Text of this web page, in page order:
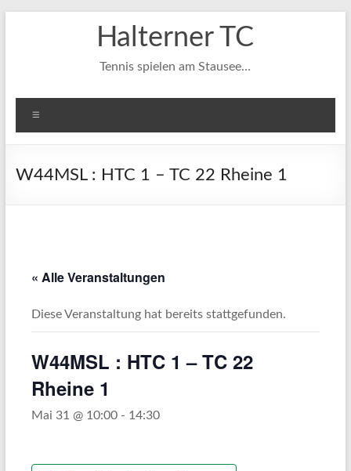
Halterner TC
Tennis spielen am Stausee…
W44MSL : HTC 1 – TC 22 Rheine 1
« Alle Veranstaltungen
Diese Veranstaltung hat bereits stattgefunden.
W44MSL : HTC 1 – TC 22
Rheine 1
Mai 31 @ 10:00- 14:30